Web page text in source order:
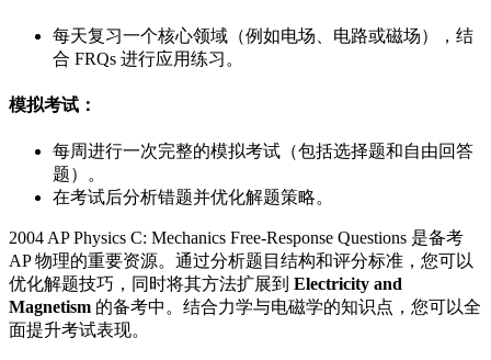
每天复习一个核心领域（例如电场、电路或磁场），结
合 FRQs 进行应用练习。
模拟考试 ：
每周进行一次完整的模拟考试（包括选择题和自由回答
题）。
在考试后分析错题并优化解题策略。
2004 AP Physics C: Mechanics Free-Response Questions 是备考
AP 物理的重要资源。通过分析题目结构和评分标准，您可以
优化解题技巧，同时将其方法扩展到 Electricity and
Magnetism 的备考中。结合力学与电磁学的知识点，您可以全
面提升考试表现。